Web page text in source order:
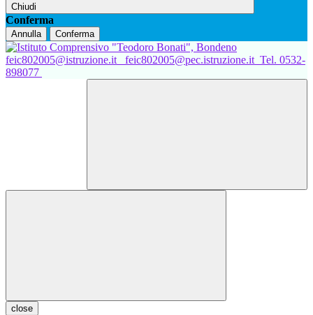
Chiudi
Conferma
Annulla Conferma
feic802005@istruzione.it feic802005@pec.istruzione.it Tel. 0532-
898077
close